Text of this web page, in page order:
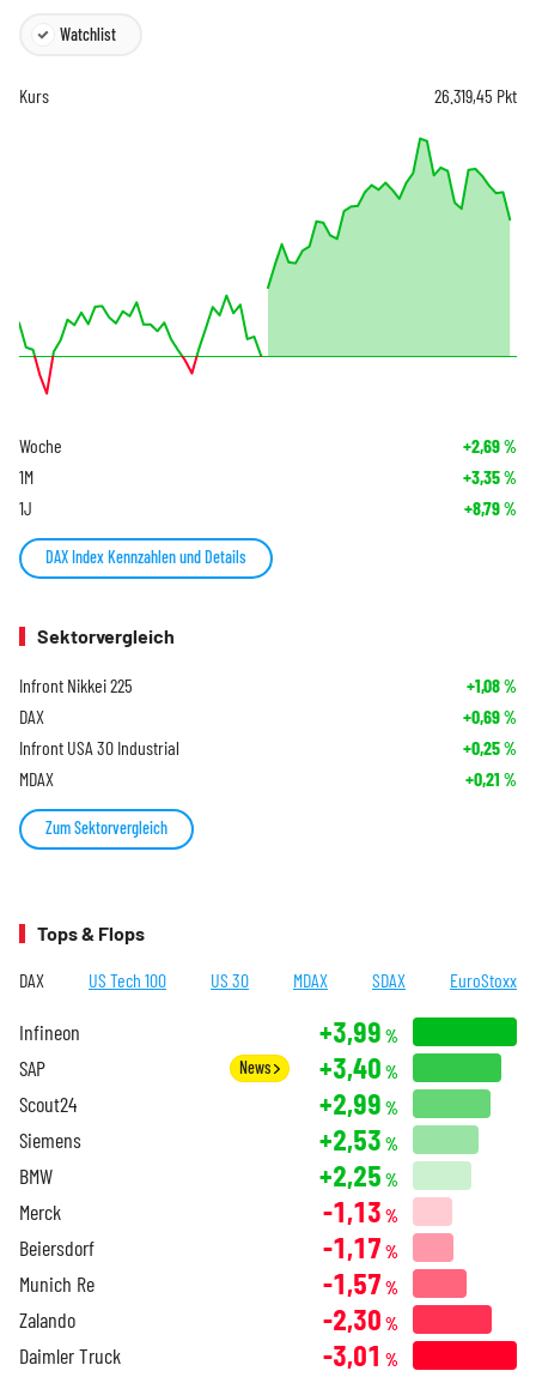
Watchlist
Kurs 26.319,45 Pkt
Woche +2,69%
1M +3,35%
1J +8,79%
DAX Index Kennzahlen und Details
Sektorvergleich
Infront Nikkei 225 +1,08%
DAX +0,69%
Infront USA 30 Industrial +0,25%
MDAX +0,21 %
Zum Sektorvergleich
Tops & Flops
DAX US Tech 100 US 30 MDAX SDAX EuroStoxx
Infineon +3,99 %
SAP News +3,40 %
Scout24 +2,99 %
Siemens +2,53 %
BMW +2,25 %
Merck -1,13 %
Beiersdorf -1,17 %
Munich Re -1,57 %
Zalando -2,30 %
Daimler Truck -3,01 %